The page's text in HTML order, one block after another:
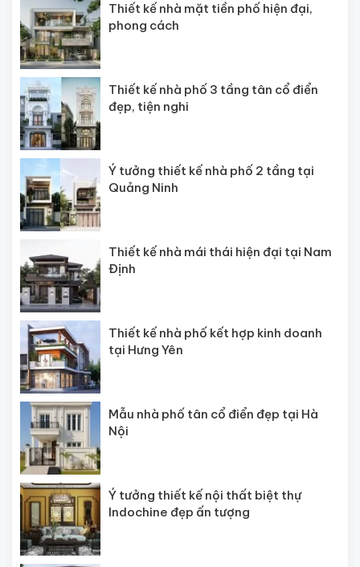
Thiết kế nhà mặt tiền phố hiện đại,
phong cách
Thiết kế nhà phố 3 tầng tân cổ điển
đẹp, tiện nghi
Ý tưởng thiết kế nhà phố 2 tầng tại
Quảng Ninh
Thiết kế nhà mái thái hiện đại tại Nam
Định
Thiết kế nhà phố kết hợp kinh doanh
tại Hưng Yên
Mẫu nhà phố tân cổ điển đẹp tại Hà
Nội
Ý tưởng thiết kế nội thất biệt thự
Indochine đẹp ấn tượng